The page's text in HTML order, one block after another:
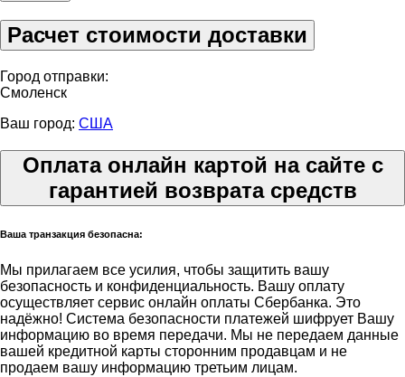
Расчет стоимости доставки
Город отправки:
Смоленск
Ваш город: США
Оплата онлайн картой на сайте с
гарантией возврата средств
Ваша транзакция безопасна:
Мы прилагаем все усилия, чтобы защитить вашу
безопасность и конфиденциальность. Вашу оплату
осуществляет сервис онлайн оплаты Сбербанка. Это
надёжно! Система безопасности платежей шифрует Вашу
информацию во время передачи. Мы не передаем данные
вашей кредитной карты сторонним продавцам и не
продаем вашу информацию третьим лицам.